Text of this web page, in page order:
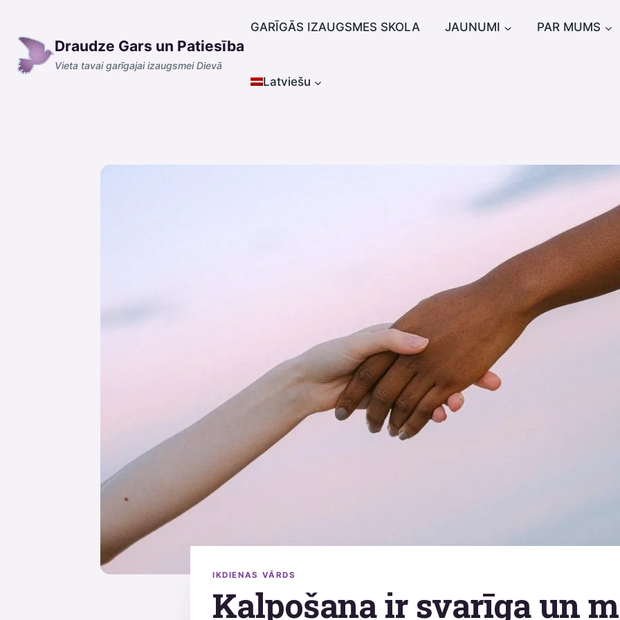
content
Draudze Gars un Patiesība
Vieta tavai garīgajai izaugsmei Dievā
GARĪGĀS IZAUGSMES SKOLA JAUNUMI PAR MUMS
Latviešu
IKDIENAS VĀRDS
Kalpošana ir svarīga un